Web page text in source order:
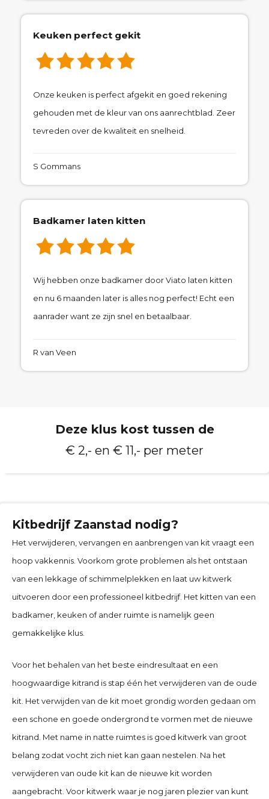
Keuken perfect gekit
Onze keuken is perfect afgekit en goed rekening
gehouden met de kleur van ons aanrechtblad. Zeer
tevreden over de kwaliteit en snelheid.
S Gommans
Badkamer laten kitten
Wij hebben onze badkamer door Viato laten kitten
en nu 6 maanden later is alles nog perfect! Echt een
aanrader want ze zijn snel en betaalbaar.
R van Veen
Deze klus kost tussen de
€ 2,- en € 11,- per meter
Kitbedrijf Zaanstad nodig?
Het verwijderen, vervangen en aanbrengen van kit vraagt een
hoop vakkennis. Voorkom grote problemen als het ontstaan
van een lekkage of schimmelplekken en laat uw kitwerk
uitvoeren door een professioneel kitbedrijf. Het kitten van een
badkamer, keuken of ander ruimte is namelijk geen
gemakkelijke klus.
Voor het behalen van het beste eindresultaat en een
hoogwaardige kitrand is stap één het verwijderen van de oude
kit. Het verwijden van de kit moet grondig worden gedaan om
een schone en goede ondergrond te vormen met de nieuwe
kitrand. Met name in natte ruimtes is goed kitwerk van groot
belang zodat vocht zich niet kan gaan nestelen. Na het
verwijderen van oude kit kan de nieuwe kit worden
aangebracht. Voor kitwerk waar je nog jaren plezier van kunt